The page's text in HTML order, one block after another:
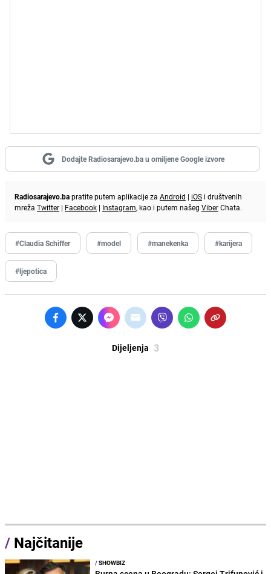
Dodajte Radiosarajevo.ba u omiljene Google izvore
Radiosarajevo.bapratite putem aplikacije za Android | iOS i društvenih
mreža Twitter | Facebook | Instagram, kao i putem našeg ViberChata.
#Claudia Schiffer #model #manekenka #karijera
#ljepotica
Dijeljenja 3
/ Najčitanije
/SHOWBIZ